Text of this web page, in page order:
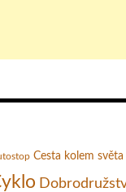
Cesta kolem světa